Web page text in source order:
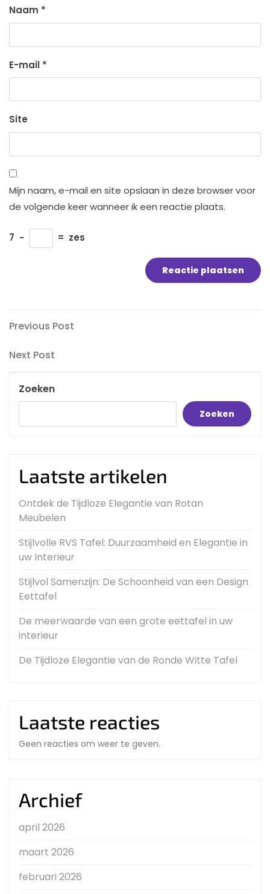
Naam *
E-mail *
Site
Mijn naam, e-mail en site opslaan in deze browser voor
de volgende keer wanneer ik een reactie plaats.
7 − = zes
Bericht
navigatie
Previous
Previous Post
Next
Next Post
Zoeken
Zoeken
Laatste artikelen
Ontdek de Tijdloze Elegantie van Rotan
Meubelen
Stijlvolle RVS Tafel: Duurzaamheid en Elegantie in
uw Interieur
Stijlvol Samenzijn: De Schoonheid van een Design
Eettafel
De meerwaarde van een grote eettafel in uw
interieur
De Tijdloze Elegantie van de Ronde Witte Tafel
Laatste reacties
Geen reacties om weer te geven.
Archief
april 2026
maart 2026
februari 2026